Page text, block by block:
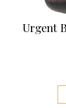
Urgent